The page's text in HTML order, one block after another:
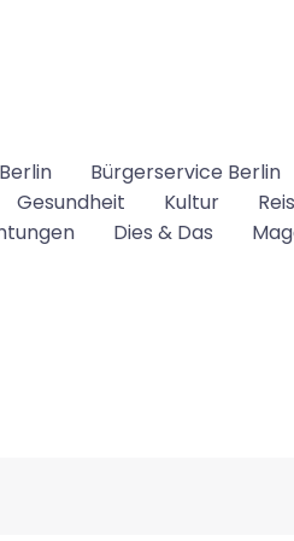
Berlin Bürgerservice Berlin
Gesundheit Kultur
Dies & Das